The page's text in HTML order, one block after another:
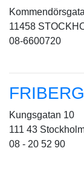
11458
08-6600720
Kungsgatan 10
111 43
08 - 20 52 90